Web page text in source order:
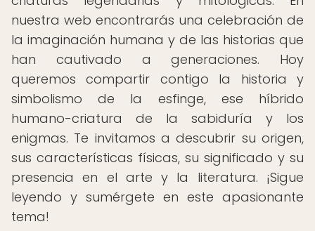
nuestra web encontrarás una celebración de
la imaginación humana y de las historias que
han cautivado a generaciones. Hoy
queremos compartir contigo la historia y
simbolismo de la esfinge, ese híbrido
humano-criatura de la sabiduría y los
enigmas. Te invitamos a descubrir su origen,
sus características físicas, su significado y su
presencia en el arte y la literatura. ¡Sigue
leyendo y sumérgete en este apasionante
tema!